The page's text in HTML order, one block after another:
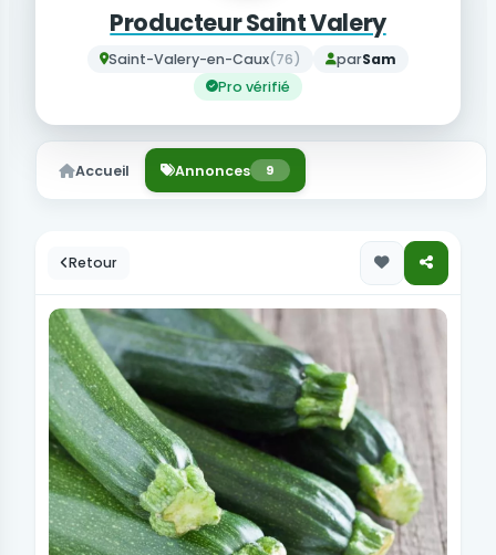
Producteur Saint Valery
Saint-Valery-en-Caux(76) parSam
Pro vérifié
Accueil Annonces 9
Retour